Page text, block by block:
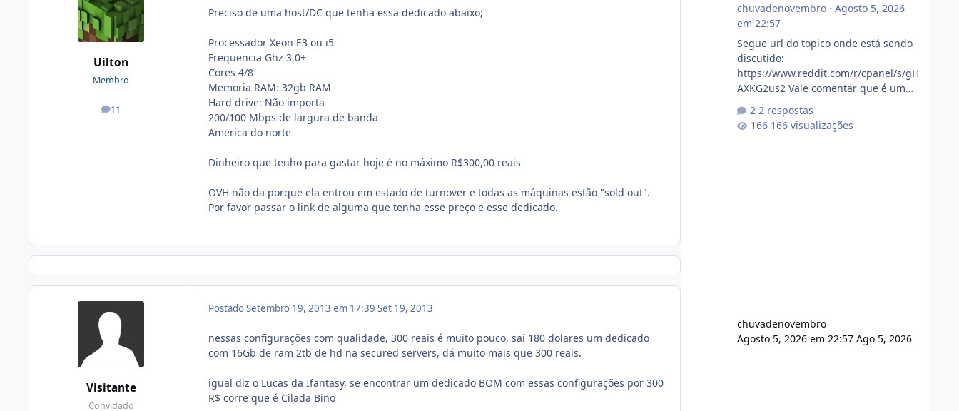
Uilton
Membro
11
posts
Preciso de uma host/DC que tenha essa dedicado abaixo;
Processador Xeon E3 ou i5
Frequencia Ghz 3.0+
Cores 4/8
Memoria RAM: 32gb RAM
Hard drive: Não importa
200/100 Mbps de largura de banda
America do norte
Dinheiro que tenho para gastar hoje é no máximo R$300,00 reais
OVH não da porque ela entrou em estado de turnover e todas as máquinas estão "sold out".
Por favor passar o link de alguma que tenha esse preço e esse dedicado.
Visitante
Convidado
PostadoSetembro 19, 2013 em 17:39 Set 19, 2013
nessas configurações com qualidade, 300 reais é muito pouco, sai 180 dolares um dedicado
com 16Gb de ram 2tb de hd na secured servers, dá muito mais que 300 reais.
igual diz o Lucas da Ifantasy, se encontrar um dedicado BOM com essas configurações por 300
R$ corre que é Cilada Bino
chuvadenovembro· Agosto 5, 2026
em 22:57
Segue url do topico onde está sendo
discutido:
https://www.reddit.com/r/cpanel/s/gH
AXKG2us2 Vale comentar que é um
pegada no da.
2 respostas
166 visualizações
chuvadenovembro
Agosto 5, 2026 em 22:57 Ago 5, 2026